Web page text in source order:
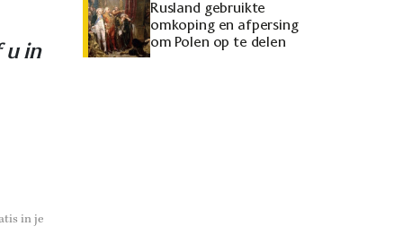
u in
in je
Rusland gebruikte
omkoping en afpersing
om Polen op te delen